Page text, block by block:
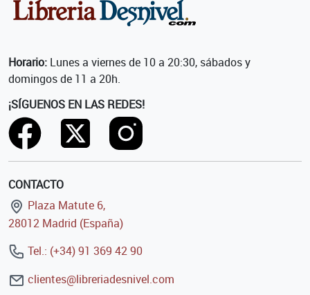
Horario: Lunes a viernes de 10 a 20:30, sábados y
domingos de 11 a 20h.
¡SÍGUENOS EN LAS REDES!
CONTACTO
Plaza Matute 6,
28012 Madrid (España)
Tel.: (+34) 91 369 42 90
clientes@libreriadesnivel.com